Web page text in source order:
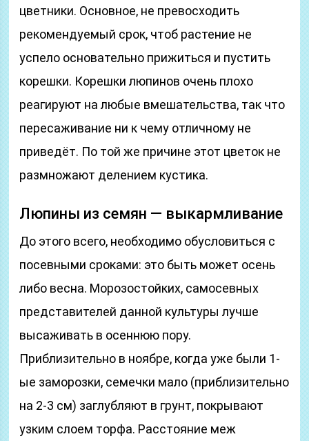
цветники. Основное, не превосходить
рекомендуемый срок, чтоб растение не
успело основательно прижиться и пустить
корешки. Корешки люпинов очень плохо
реагируют на любые вмешательства, так что
пересаживание ни к чему отличному не
приведёт. По той же причине этот цветок не
размножают делением кустика.
Люпины из семян — выкармливание
До этого всего, необходимо обусловиться с
посевными сроками: это быть может осень
либо весна. Морозостойких, самосевных
представителей данной культуры лучше
высаживать в осеннюю пору.
Приблизительно в ноябре, когда уже были 1-
ые заморозки, семечки мало (приблизительно
на 2-3 см) заглубляют в грунт, покрывают
узким слоем торфа. Расстояние меж